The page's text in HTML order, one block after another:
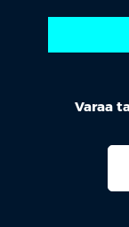
Varaa